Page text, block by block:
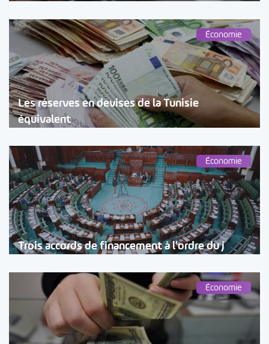
Économie
Les réserves en devises de la Tunisie
équivalent
Économie
Trois accords de financement à l’ordre du j
Économie